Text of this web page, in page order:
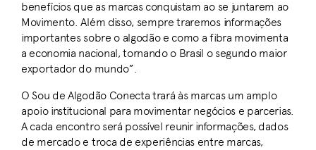
benefícios que as marcas conquistam ao se juntarem ao
Movimento. Além disso, sempre traremos informações
importantes sobre o algodão e como a fibra movimenta
a economia nacional, tornando o Brasil o segundo maior
exportador do mundo”.
O Sou de Algodão Conecta trará às marcas um amplo
apoio institucional para movimentar negócios e parcerias.
A cada encontro será possível reunir informações, dados
de mercado e troca de experiências entre marcas,